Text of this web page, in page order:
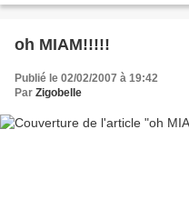
oh MIAM!!!!!
Publié le 02/02/2007 à 19:42
Par Zigobelle